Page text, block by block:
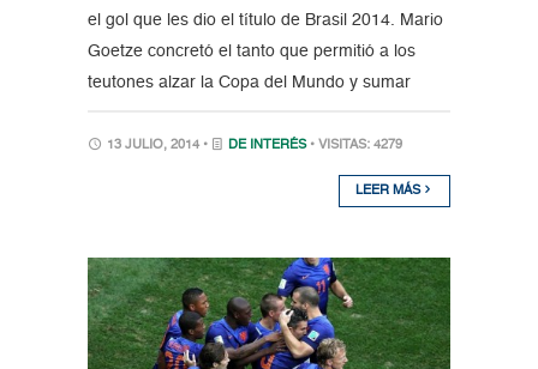
el gol que les dio el título de Brasil 2014. Mario
Goetze concretó el tanto que permitió a los
teutones alzar la Copa del Mundo y sumar
13 JULIO, 2014 • DE INTERÉS • VISITAS: 4279
LEER MÁS